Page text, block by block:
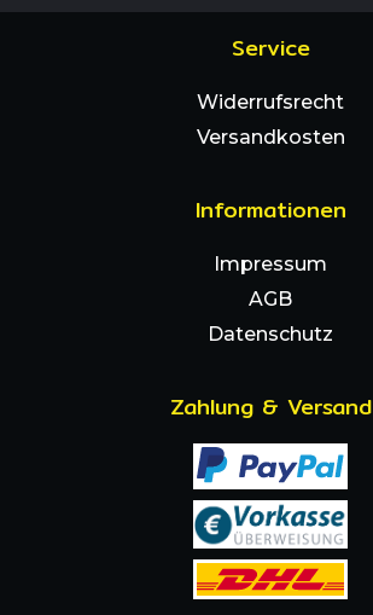
Service
Widerrufsrecht
Versandkosten
Informationen
Impressum
AGB
Datenschutz
Zahlung & Versand